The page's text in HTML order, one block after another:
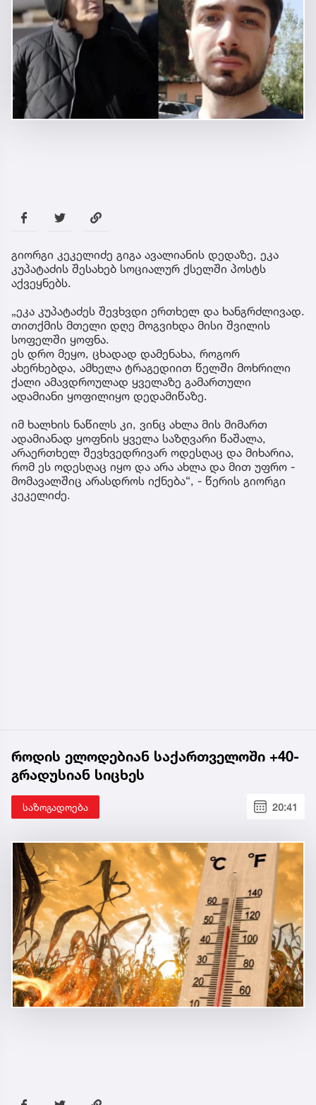
გიორგი კეკელიძე გიგა ავალიანის დედაზე, ეკა
კუპატაძის შესახებ სოციალურ ქსელში პოსტს
აქვეყნებს.
„ეკა კუპატაძეს შევხვდი ერთხელ და ხანგრძლივად.
თითქმის მთელი დღე მოგვიხდა მისი შვილის
სოფელში ყოფნა.
ეს დრო მეყო, ცხადად დამენახა, როგორ
ახერხებდა, ამხელა ტრაგედიით წელში მოხრილი
ქალი ამავდროულად ყველაზე გამართული
ადამიანი ყოფილიყო დედამიწაზე.
იმ ხალხის ნაწილს კი, ვინც ახლა მის მიმართ
ადამიანად ყოფნის ყველა საზღვარი წაშალა,
არაერთხელ შევხვედრივარ ოდესღაც და მიხარია,
რომ ეს ოდესღაც იყო და არა ახლა და მით უფრო -
მომავალშიც არასდროს იქნება“, - წერის გიორგი
კეკელიძე.
როდის ელოდებიან საქართველოში +40-
გრადუსიან სიცხეს
საზოგადოება 20:41